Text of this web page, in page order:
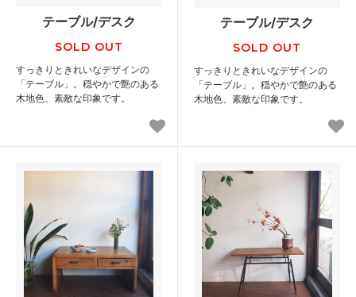
テーブル/デスク
SOLD OUT
すっきりときれいなデザインの
「テーブル」。穏やかで艶のある
木地色、素敵な印象です。
テーブル/デスク
SOLD OUT
すっきりときれいなデザインの
「テーブル」。穏やかで艶のある
木地色、素敵な印象です。